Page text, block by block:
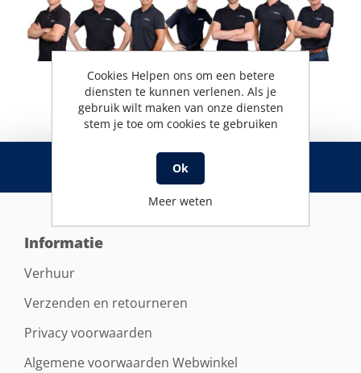
RSS
Informatie
Verhuur
Verzenden en retourneren
Privacy voorwaarden
Algemene voorwaarden Webwinkel
Cookies Helpen ons om een betere
diensten te kunnen verlenen. Als je
gebruik wilt maken van onze diensten
stem je toe om cookies te gebruiken
Ok
Meer weten